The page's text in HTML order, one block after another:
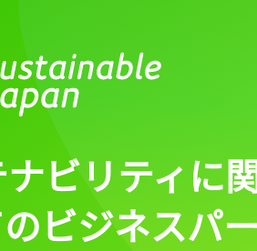
ビリティに
ビジネスパ